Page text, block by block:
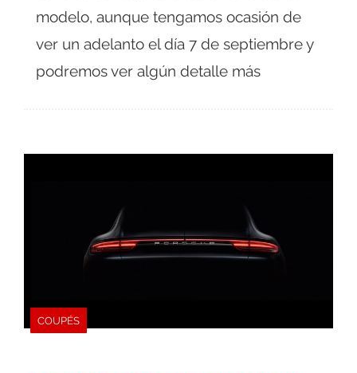
modelo, aunque tengamos ocasión de
ver un adelanto el día 7 de septiembre y
podremos ver algún detalle más
COUPÉS